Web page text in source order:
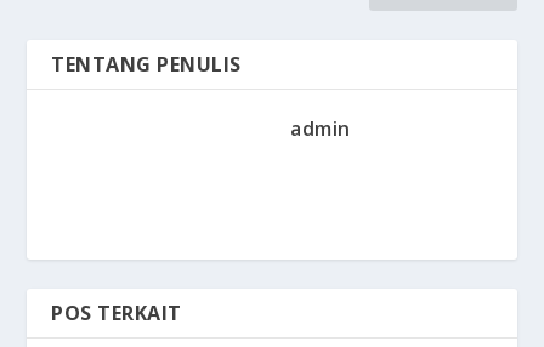
TENTANG PENULIS
admin
POS TERKAIT